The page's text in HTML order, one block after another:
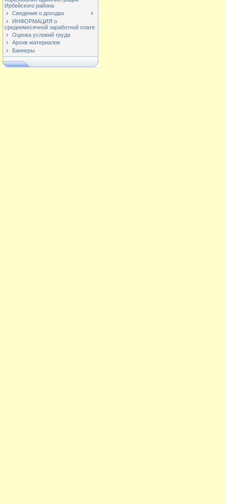
Ирбейского района
Сведения о доходах
ИНФОРМАЦИЯ о
среднемесячной заработной плате
Оценка условий труда
Архив материалов
Баннеры